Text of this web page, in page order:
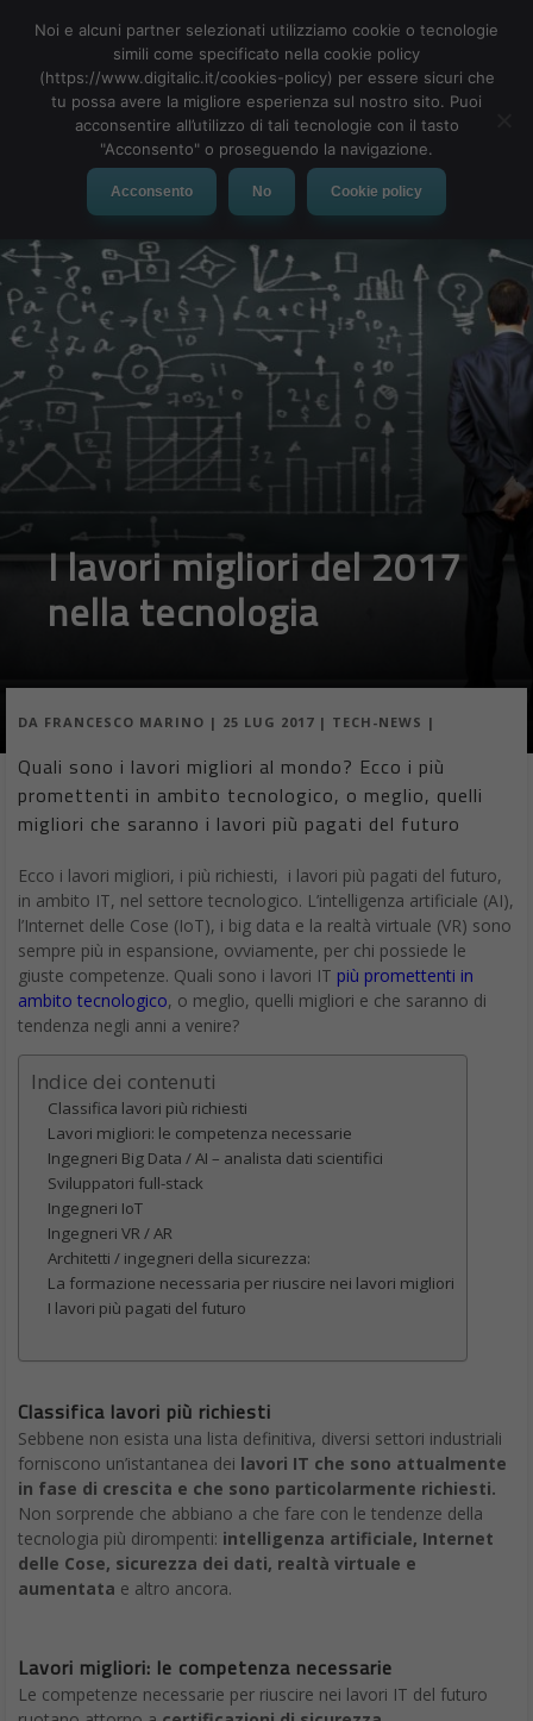
MENU
I lavori migliori del 2017
nella tecnologia
DA FRANCESCO MARINO | 25 LUG 2017 | TECH-NEWS |
Quali sono i lavori migliori al mondo? Ecco i più
promettenti in ambito tecnologico, o meglio, quelli
migliori che saranno i lavori più pagati del futuro
Ecco i lavori migliori, i più richiesti, i lavori più pagati del futuro,
in ambito IT, nel settore tecnologico. L’intelligenza artificiale (AI),
l’Internet delle Cose (IoT), i big data e la realtà virtuale (VR) sono
sempre più in espansione, ovviamente, per chi possiede le
giuste competenze. Quali sono i lavori IT più promettenti in
ambito tecnologico, o meglio, quelli migliori e che saranno di
tendenza negli anni a venire?
Indice dei contenuti
Classifica lavori più richiesti
Lavori migliori: le competenza necessarie
Ingegneri Big Data / AI – analista dati scientifici
Sviluppatori full-stack
Ingegneri IoT
Ingegneri VR / AR
Architetti / ingegneri della sicurezza:
La formazione necessaria per riuscire nei lavori migliori
I lavori più pagati del futuro
Classifica lavori più richiesti
Sebbene non esista una lista definitiva, diversi settori industriali
forniscono un’istantanea dei lavori IT che sono attualmente
in fase di crescita e che sono particolarmente richiesti.
Non sorprende che abbiano a che fare con le tendenze della
tecnologia più dirompenti: intelligenza artificiale, Internet
delle Cose, sicurezza dei dati, realtà virtuale e
aumentata e altro ancora.
Lavori migliori: le competenza necessarie
Le competenze necessarie per riuscire nei lavori IT del futuro
Noi e alcuni partner selezionati utilizziamo cookie o tecnologie
simili come specificato nella cookie policy
(https://www.digitalic.it/cookies-policy) per essere sicuri che
tu possa avere la migliore esperienza sul nostro sito. Puoi
acconsentire all’utilizzo di tali tecnologie con il tasto
"Acconsento" o proseguendo la navigazione.
Acconsento No Cookie policy